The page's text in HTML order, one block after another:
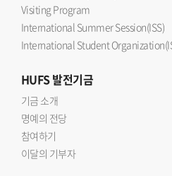
Visiting Program
International Summer Session(ISS)
International Student
HUFS발전기금
기금 소개
명예의 전당
참여하기
이달의 기부자